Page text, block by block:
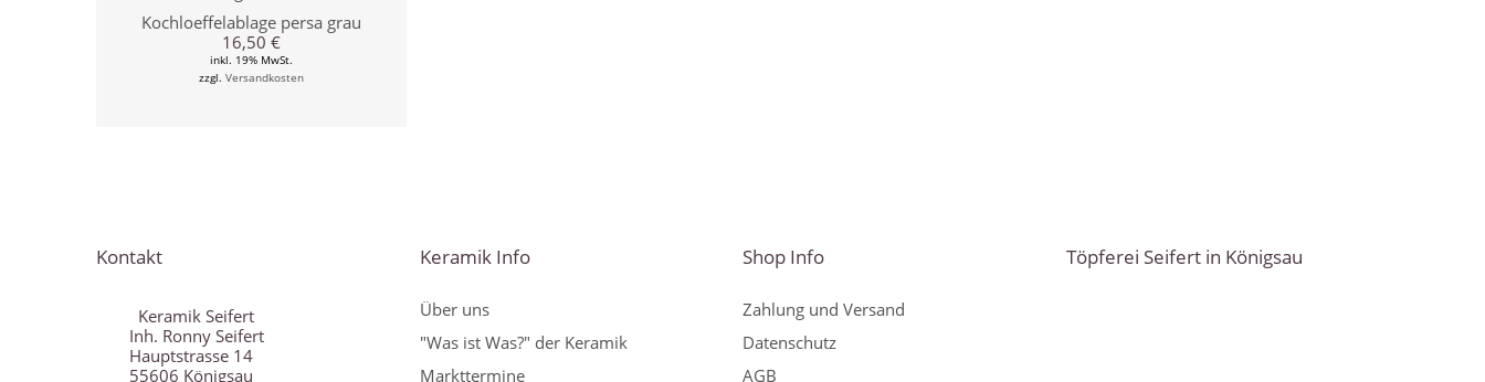
Kochloeffelablage persa grau
16,50 €
inkl. 19% MwSt.
zzgl.Versandkosten
Kontakt
Keramik Seifert
Inh. Ronny Seifert
Hauptstrasse 14
55606 Königsau
Keramik Info
Über uns
"Was ist Was?" der Keramik
Markttermine
Shop Info
Zahlung und Versand
Datenschutz
AGB
Töpferei Seifert in Königsau